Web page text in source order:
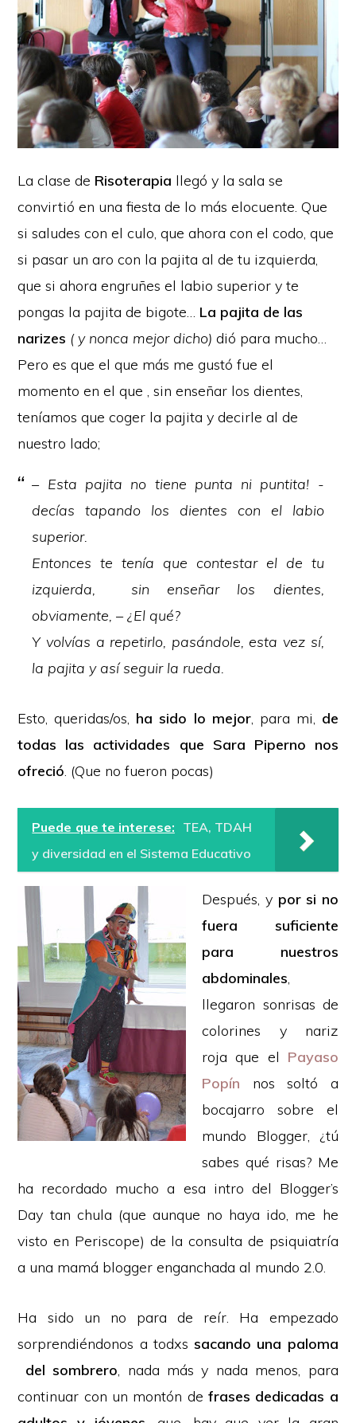
La clase de Risoterapia llegó y la sala se
convirtió en una fiesta de lo más elocuente. Que
si saludes con el culo, que ahora con el codo, que
si pasar un aro con la pajita al de tu izquierda,
que si ahora engruñes el labio superior y te
pongas la pajita de bigote… La pajita de las
narizes ( y nonca mejor dicho) dió para mucho…
Pero es que el que más me gustó fue el
momento en el que , sin enseñar los dientes,
teníamos que coger la pajita y decirle al de
nuestro lado;
– Esta pajita no tiene punta ni puntita! -
decías tapando los dientes con el labio
superior.
Entonces te tenía que contestar el de tu
izquierda, sin enseñar los dientes,
obviamente, – ¿El qué?
Y volvías a repetirlo, pasándole, esta vez sí,
la pajita y así seguir la rueda.
Esto, queridas/os, ha sido lo mejor, para mi, de
todas las actividades que Sara Piperno nos
ofreció. (Que no fueron pocas)
Puede que te interese: TEA, TDAH
y diversidad en el Sistema Educativo
Después, y por si no
fuera suficiente
para nuestros
abdominales,
llegaron sonrisas de
colorines y nariz
roja que el Payaso
Popín nos soltó a
bocajarro sobre el
mundo Blogger, ¿tú
sabes qué risas? Me
ha recordado mucho a esa intro del Blogger’s
Day tan chula (que aunque no haya ido, me he
visto en Periscope) de la consulta de psiquiatría
a una mamá blogger enganchada al mundo 2.0.
Ha sido un no para de reír. Ha empezado
sorprendiéndonos a todxssacando una paloma
del sombrero, nada más y nada menos, para
continuar con un montón de frases dedicadas a